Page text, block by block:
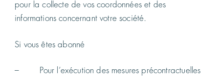
pour la collecte de vos coordonnées et des
informations concernant votre société.
Si vous êtes abonné
– Pour l’exécution des mesures précontractuelles